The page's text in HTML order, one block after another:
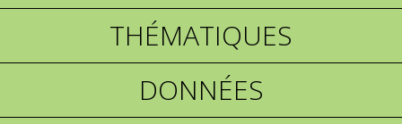
THÉMATIQUES
DONNÉES